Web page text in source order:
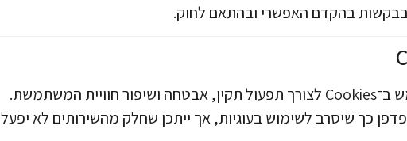
בהקדם האפשרי ובהתאם לחוק.